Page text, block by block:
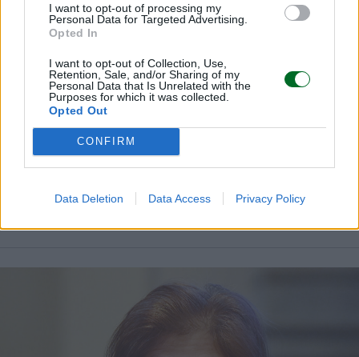
I want to opt-out of processing my
Personal Data for Targeted Advertising.
Opted In
I want to opt-out of Collection, Use,
Retention, Sale, and/or Sharing of my
Personal Data that Is Unrelated with the
Purposes for which it was collected.
Opted Out
CONFIRM
Data Deletion Data Access Privacy Policy
PIANIFICAZIONE
Patrimonio dove vai se l’erede non ce l’hai
Con le tendenze demografiche in atto, i risparmi e i beni